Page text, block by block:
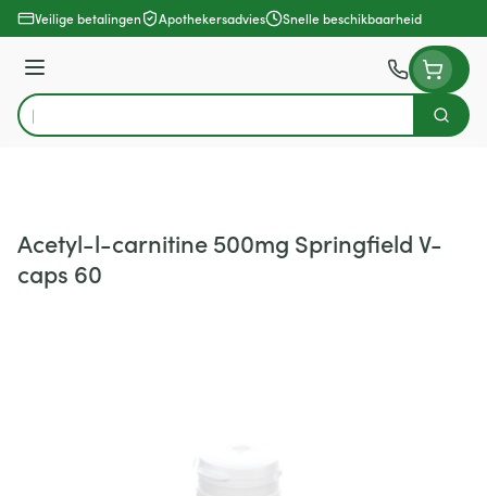
Ga naar de inhoud
Veilige betalingen Apothekersadvies Snelle beschikbaarheid
Menu
Product, merk, categorie...
Zoek
Acetyl-l-carnitine 500mg Springfield V-
caps 60